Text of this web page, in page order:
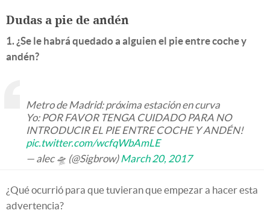
Dudas a pie de andén
1. ¿Se le habrá quedado a alguien el pie entre coche y
andén?
Metro de Madrid: próxima estación en curva
Yo: POR FAVOR TENGA CUIDADO PARA NO
INTRODUCIR EL PIE ENTRE COCHE Y ANDÉN!
pic.twitter.com/wcfqWbAmLE
— alec 🛸 (@Sigbrow)March 20, 2017
¿Qué ocurrió para que tuvieran que empezar a hacer esta
advertencia?